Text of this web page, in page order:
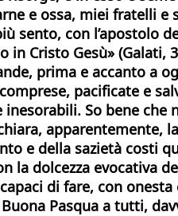
e ossa, miei fratelli
con l’apostolo
Cristo Gesù» (Galati,
prima e accanto a
pacificate e
So bene che
apparentemente,
e della sazietà costi
la dolcezza evocativa
di fare, con
Pasqua a tutti,